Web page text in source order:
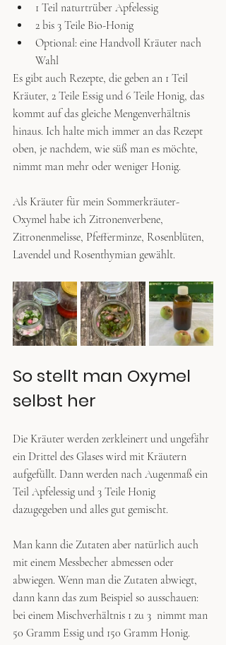
1 Teil naturtrüber Apfelessig
2 bis 3 Teile Bio-Honig
Optional: eine Handvoll Kräuter nach
Wahl
Es gibt auch Rezepte, die geben an 1 Teil
Kräuter, 2 Teile Essig und 6 Teile Honig, das
kommt auf das gleiche Mengenverhältnis
hinaus. Ich halte mich immer an das Rezept
oben, je nachdem, wie süß man es möchte,
nimmt man mehr oder weniger Honig.
Als Kräuter für mein Sommerkräuter-
Oxymel habe ich Zitronenverbene,
Zitronenmelisse, Pfefferminze, Rosenblüten,
Lavendel und Rosenthymian gewählt.
So stellt man Oxymel
selbst her
Die Kräuter werden zerkleinert und ungefähr
ein Drittel des Glases wird mit Kräutern
aufgefüllt. Dann werden nach Augenmaß ein
Teil Apfelessig und 3 Teile Honig
dazugegeben und alles gut gemischt.
Man kann die Zutaten aber natürlich auch
mit einem Messbecher abmessen oder
abwiegen. Wenn man die Zutaten abwiegt,
dann kann das zum Beispiel so ausschauen:
bei einem Mischverhältnis 1 zu 3  nimmt man
50 Gramm Essig und 150 Gramm Honig.